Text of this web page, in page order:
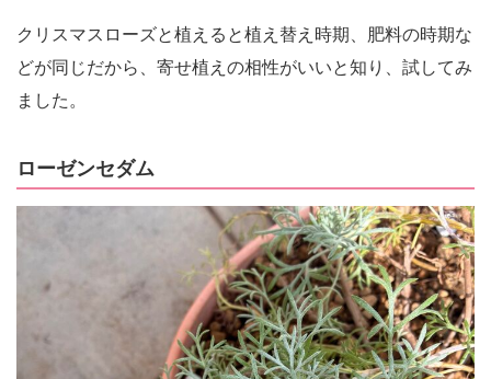
クリスマスローズと植えると植え替え時期、肥料の時期な
どが同じだから、寄せ植えの相性がいいと知り、試してみ
ました。
ローゼンセダム